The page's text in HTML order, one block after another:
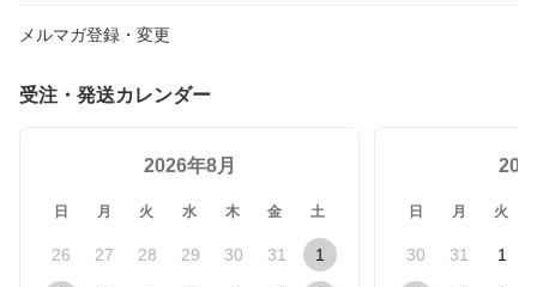
メルマガ登録・変更
受注・発送カレンダー
2026年8月
日 月 火 水 木 金 土
26 27 28 29 30 31 1
日 月 火
30 31 1